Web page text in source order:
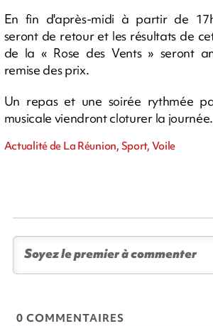
En fin d'après-midi à partir de
seront de retour et les résultats de
de la « Rose des Vents » seront
remise des prix.
Un repas et une soirée rythmée
musicale viendront cloturer la journée.
Actualité de La Réunion, Sport, Voile
0 COMMENTAIRES